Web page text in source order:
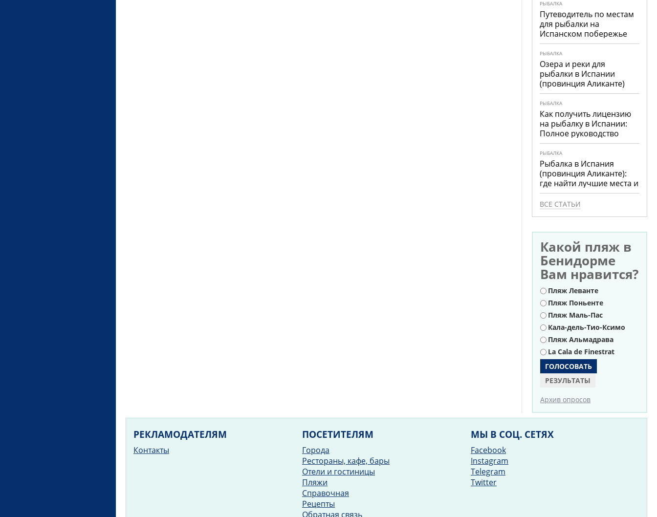
РЫБАЛКА
Путеводитель по местам
для рыбалки на
Испанском побережье
РЫБАЛКА
Озера и реки для
рыбалки в Испании
(провинция Аликанте)
РЫБАЛКА
Как получить лицензию
на рыбалку в Испании:
Полное руководство
РЫБАЛКА
Рыбалка в Испания
(провинция Аликанте):
где найти лучшие места и
что ловить
ВСЕ СТАТЬИ
Какой пляж в
Бенидорме
Вам нравится?
Варианты
Пляж Леванте
Пляж Поньенте
Пляж Маль-Пас
Кала-дель-Тио-Ксимо
Пляж Альмадрава
La Cala de Finestrat
РЕЗУЛЬТАТЫ
Архив опросов
РЕКЛАМОДАТЕЛЯМ
Контакты
ПОСЕТИТЕЛЯМ
Города
Рестораны, кафе, бары
Отели и гостиницы
Пляжи
Справочная
Рецепты
Обратная связь
МЫ В СОЦ. СЕТЯХ
Facebook
Instagram
Telegram
Twitter